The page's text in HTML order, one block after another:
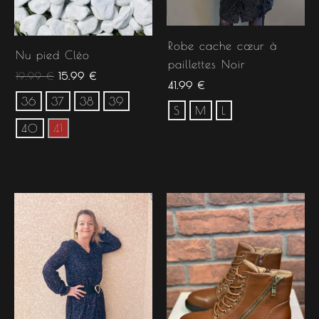
Nu pied Cléo
19.99€ 15.99 €
36 37 38 39
40 41
Robe cache cœur à
paillettes Noir
41.99 €
S M L